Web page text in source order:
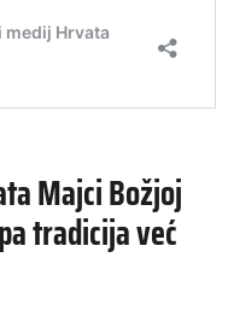
Majci Božjoj
tradicija već